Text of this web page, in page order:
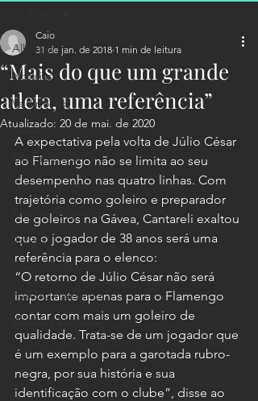
All Posts
Notícias
Valdir Bardi
História
Treinamentos
Entrevistas
Análise do goleiro
Artigo
Futebol Feminino
De Olho Na Luva
“Mais do que um grande
atleta, uma referência”
Caio
31 de jan. de 2018 1 min de leitura
Atualizado: 20 de mai. de 2020
A expectativa pela volta de Júlio César
ao Flamengo não se limita ao seu
desempenho nas quatro linhas. Com
trajetória como goleiro e preparador
de goleiros na Gávea, Cantareli exaltou
que o jogador de 38 anos será uma
referência para o elenco:
“O retorno de Júlio César não será
importante apenas para o Flamengo
contar com mais um goleiro de
qualidade. Trata-se de um jogador que
é um exemplo para a garotada rubro-
negra, por sua história e sua
identificação com o clube”, disse ao